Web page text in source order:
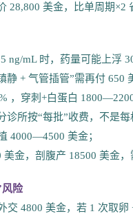
美金，比单周期×2
ng/mL 时，药量可能上浮
+ 气管插管”需再付 650
，穿刺+白蛋白 1800—2200
所按“每批”收费，不是每
4000—4500 美金；
金，剖腹产 18500 美金，
险
交 4800 美金，若 1 次取